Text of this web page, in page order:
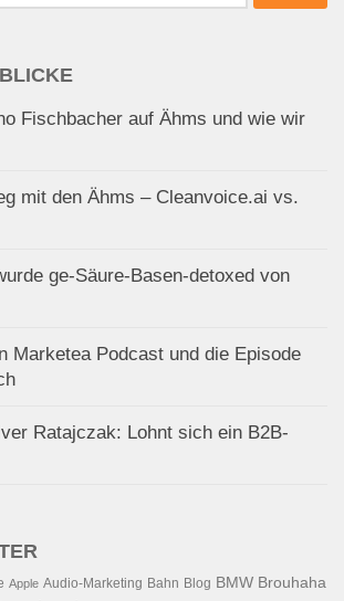
Fischbacher auf Ähms und wie wir
mit den Ähms – Cleanvoice.ai vs.
ge-Säure-Basen-detoxed von
Marketea Podcast und die Episode
Ratajczak: Lohnt sich ein B2B-
Apple Audio-Marketing Bahn Blog BMW Brouhaha